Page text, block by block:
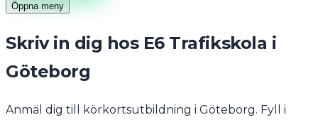
Öppna meny
Skriv in dig hos E6 Trafikskola i
Göteborg
Anmäl dig till körkortsutbildning i Göteborg. Fyll i